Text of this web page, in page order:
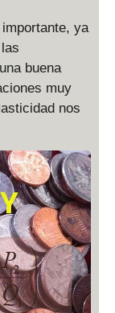
ya
buena
muy
nos